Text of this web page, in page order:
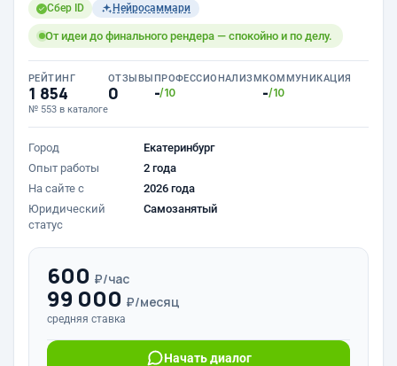
Сбер ID Нейросаммари
От идеи до финального рендера — спокойно и по делу.
РЕЙТИНГ
1 854
№ 553 в каталоге
ОТЗЫВЫ
0
ПРОФЕССИОНАЛИЗМ
-/10
КОММУНИКАЦИЯ
-/10
Город
Екатеринбург
Опыт работы
2 года
На сайте с
2026 года
Юридический
статус
Самозанятый
600 ₽/час
99 000 ₽/месяц
средняя ставка
Начать диалог